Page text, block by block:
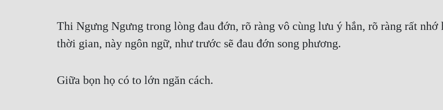
Thi Ngưng Ngưng trong lòng đau đớn, rõ ràng vô cùng lưu ý hắn, rõ ràng rất nhớ
thời gian, này ngôn ngữ, như trước sẽ đau đớn song phương.
Giữa bọn họ có to lớn ngăn cách.